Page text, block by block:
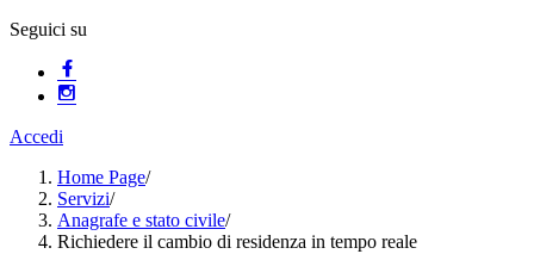
Seguici su
Accedi
Home Page/
Servizi/
Anagrafe e stato civile/
Richiedere il cambio di residenza in tempo reale